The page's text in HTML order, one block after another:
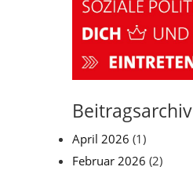
Beitragsarchiv
April 2026 (1)
Februar 2026 (2)